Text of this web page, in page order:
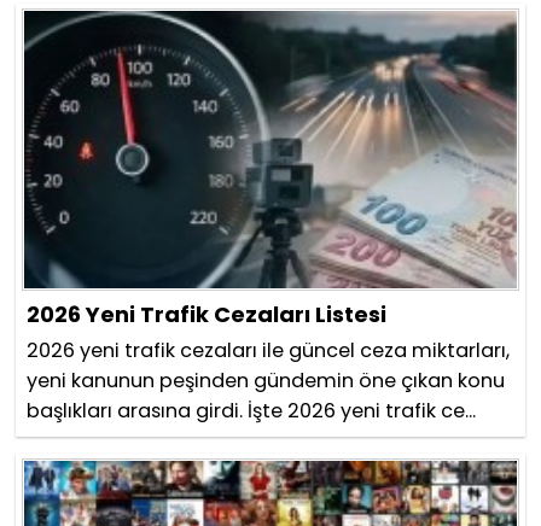
2026 Yeni Trafik Cezaları Listesi
2026 yeni trafik cezaları ile güncel ceza miktarları,
yeni kanunun peşinden gündemin öne çıkan konu
başlıkları arasına girdi. İşte 2026 yeni trafik ce...